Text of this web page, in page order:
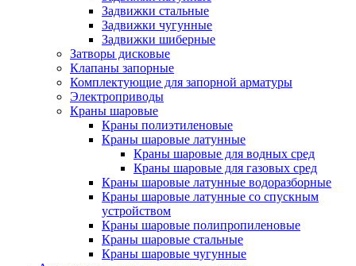
Задвижки стальные
Задвижки чугунные
Задвижки шиберные
Затворы дисковые
Клапаны запорные
Комплектующие для запорной арматуры
Электроприводы
Краны шаровые
Краны полиэтиленовые
Краны шаровые латунные
Краны шаровые для водных сред
Краны шаровые для газовых сред
Краны шаровые латунные водоразборные
Краны шаровые латунные со спускным
устройством
Краны шаровые полипропиленовые
Краны шаровые стальные
Краны шаровые чугунные